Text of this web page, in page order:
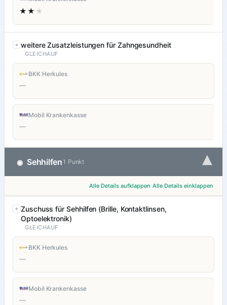
★★ ★
weitere Zusatzleistungen für Zahngesundheit
GLEICHAUF
BKK Herkules
—
Mobil Krankenkasse
—
◉ Sehhilfen 1 Punkt ▾
Alle Details aufklappen Alle Details einklappen
Zuschuss für Sehhilfen (Brille, Kontaktlinsen,
Optoelektronik)
GLEICHAUF
BKK Herkules
—
Mobil Krankenkasse
—